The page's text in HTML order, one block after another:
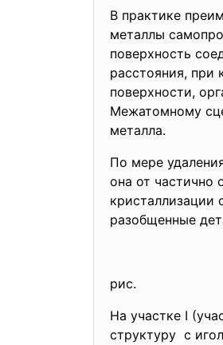
В практике
металлы
поверхность
расстояния, при
поверхности,
Межатомному
металла.
По мере
она от частично
разобщенные
рис.
На участке I
структуру с